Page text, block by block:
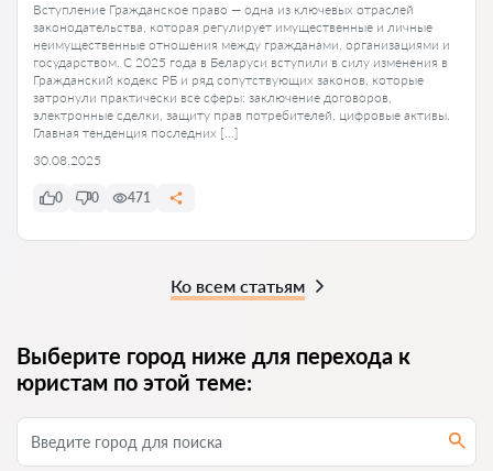
Вступление Гражданское право — одна из ключевых отраслей
законодательства, которая регулирует имущественные и личные
неимущественные отношения между гражданами, организациями и
государством. С 2025 года в Беларуси вступили в силу изменения в
Гражданский кодекс РБ и ряд сопутствующих законов, которые
затронули практически все сферы: заключение договоров,
электронные сделки, защиту прав потребителей, цифровые активы.
Главная тенденция последних […]
30.08.2025
0 0 471
Ко всем статьям
Выберите город ниже для перехода к
юристам по этой теме: